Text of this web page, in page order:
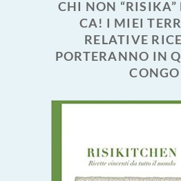
CHI NON “RISIKA”
CA! I MIEI
RELATIVE
PORTERANNO IN
CONGO